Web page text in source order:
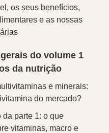
os seus benefícios,
e as nossas
do volume 1
da nutrição
e minerais:
do mercado?
parte 1: o que
vitaminas, macro e